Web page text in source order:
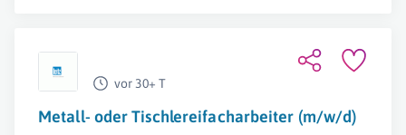
vor 30+ T
Metall- oder Tischlereifacharbeiter (m/w/d)